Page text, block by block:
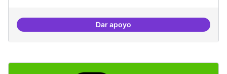
Dar apoyoXarxa internacional d'ateneus -